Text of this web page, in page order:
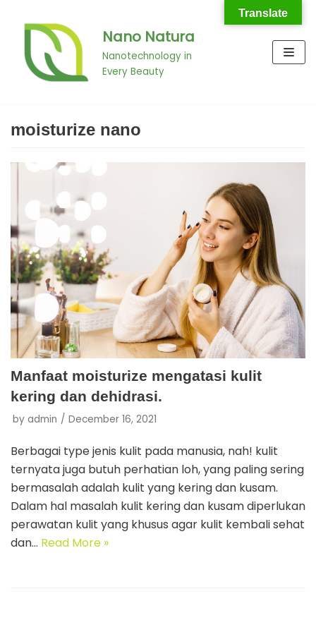
to
content
Nano Natura
Nanotechnology in
Every Beauty
moisturize nano
Manfaat moisturize mengatasi kulit
kering dan dehidrasi.
by admin December 16, 2021
Berbagai type jenis kulit pada manusia, nah! kulit
ternyata juga butuh perhatian loh, yang paling sering
bermasalah adalah kulit yang kering dan kusam.
Dalam hal masalah kulit kering dan kusam diperlukan
perawatan kulit yang khusus agar kulit kembali sehat
dan… Read More »
Translate